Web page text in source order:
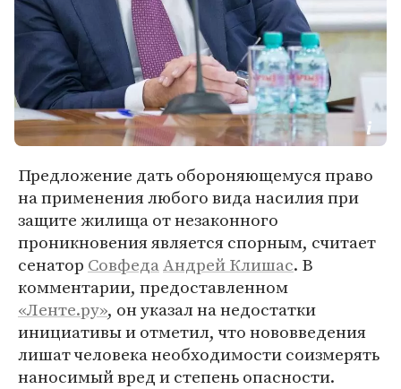
Предложение дать обороняющемуся право
на применения любого вида насилия при
защите жилища от незаконного
проникновения является спорным, считает
сенатор СовфедаАндрей Клишас. В
комментарии, предоставленном
«Ленте.ру», он указал на недостатки
инициативы и отметил, что нововведения
лишат человека необходимости соизмерять
наносимый вред и степень опасности.